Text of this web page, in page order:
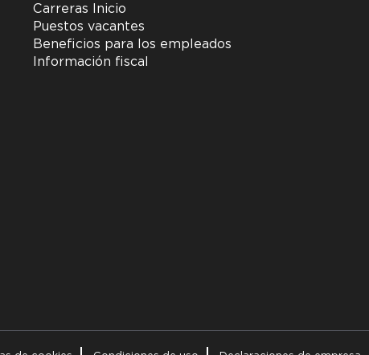
Carreras Inicio
Puestos vacantes
Beneficios para los empleados
Información fiscal